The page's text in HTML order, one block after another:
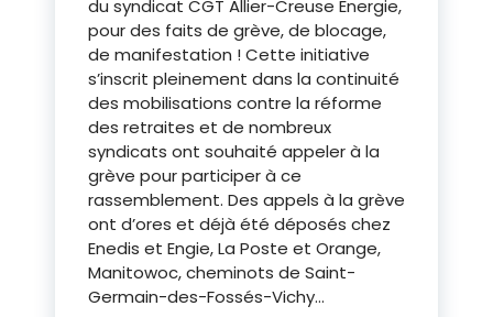
du syndicat CGT Allier-Creuse Energie,
pour des faits de grève, de blocage,
de manifestation ! Cette initiative
s’inscrit pleinement dans la continuité
des mobilisations contre la réforme
des retraites et de nombreux
syndicats ont souhaité appeler à la
grève pour participer à ce
rassemblement. Des appels à la grève
ont d’ores et déjà été déposés chez
Enedis et Engie, La Poste et Orange,
Manitowoc, cheminots de Saint-
Germain-des-Fossés-Vichy…